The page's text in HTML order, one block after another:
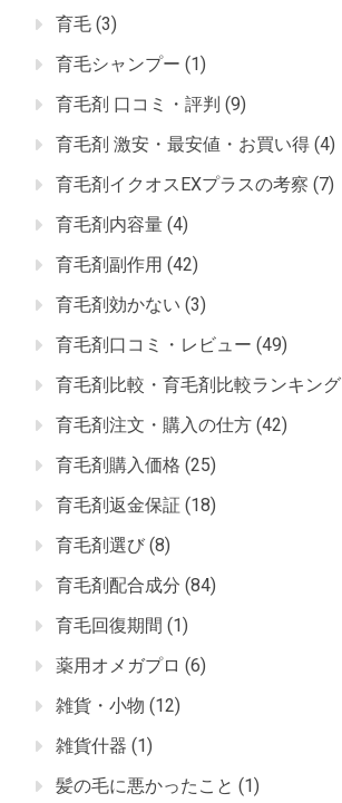
育毛 (3)
育毛シャンプー (1)
育毛剤 口コミ・評判 (9)
育毛剤 激安・最安値・お買い得 (4)
育毛剤イクオスEXプラスの考察 (7)
育毛剤内容量 (4)
育毛剤副作用 (42)
育毛剤効かない (3)
育毛剤口コミ・レビュー (49)
育毛剤比較・育毛剤比較ランキング
育毛剤注文・購入の仕方 (42)
育毛剤購入価格 (25)
育毛剤返金保証 (18)
育毛剤選び (8)
育毛剤配合成分 (84)
育毛回復期間 (1)
薬用オメガプロ (6)
雑貨・小物 (12)
雑貨什器 (1)
髪の毛に悪かったこと (1)